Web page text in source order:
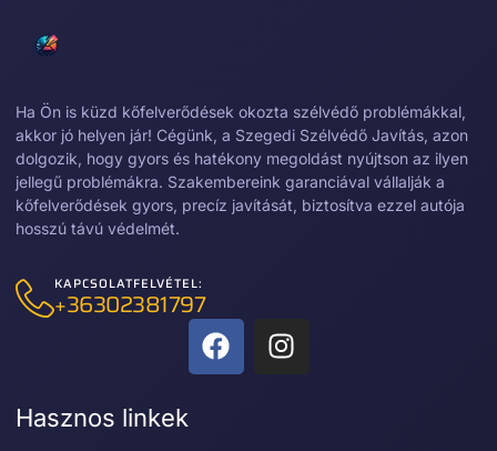
Ha Ön is küzd kőfelverődések okozta szélvédő problémákkal,
akkor jó helyen jár! Cégünk, a Szegedi Szélvédő Javítás, azon
dolgozik, hogy gyors és hatékony megoldást nyújtson az ilyen
jellegű problémákra. Szakembereink garanciával vállalják a
kőfelverődések gyors, precíz javítását, biztosítva ezzel autója
hosszú távú védelmét.
KAPCSOLATFELVÉTEL:
+36302381797
Hasznos linkek